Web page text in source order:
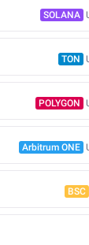
SOLANA
TON
POLYGON
Arbitrum ONE
BSC